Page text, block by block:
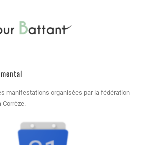
manifestations organisées par la fédération
Corrèze.